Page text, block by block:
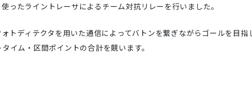
ったライントレーサによるチーム対抗リレーを行いました。
トディテクタを用いた通信によってバトンを繋ぎながらゴールを目指
イム・区間ポイントの合計を競います。